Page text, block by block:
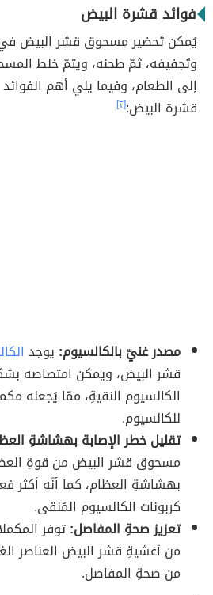
فوائد قشرة البيض
يُمكن تَحضير مسحوق قشر البيض في
وتَجفيفه، ثمّ طحنه، ويتمّ خلط
إلى الطعام، وفيما يلي أهم
قشرة البيض:[٢]
مصدر غنيّ بالكالسيوم: يوجد
قشر البيض، ويمكن امتصاصه
الكالسيوم النقيةِ، ممّا يَجعله
للكالسيوم.
تقليل خطر الإصابة بهشاشةِ
مسحوق قشر البيض من قوةِ
بهشاشةِ العظام، كما أنّه أكثر
كربونات الكالسيوم المُنقى.
تعزيز صحةِ المفاصل:توفر
من أغشيةِ قشر البيض العناصر
من صحةِ المفاصل.